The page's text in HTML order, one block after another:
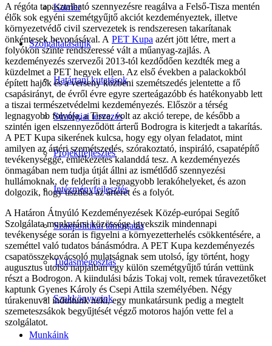
Karrier
Szolgáltatásaink
Határtani kutatások
Stratégiai tervezés
Projektfejlesztés
Intézményfejlesztés
Szakpolitikai támogatás
Tudásmegosztás
Szakkönyveink
Munkáink
A régóta tapasztalható szennyezésre reagálva a Felső-Tisza mentén
élők sok egyéni szemétgyűjtő akciót kezdeményeztek, illetve
környezetvédő civil szervezetek is rendszeresen takarítanak
önkéntesek bevonásával. A PET Kupa azért jött létre, mert a
folyókon szinte rendszeressé vált a műanyag-zajlás. A
kezdeményezés szervezői 2013-tól kezdődően kezdték meg a
küzdelmet a PET hegyek ellen. Az első években a palackokból
épített hajók és a verseny közbeni szemétszedés jelentette a fő
csapásirányt, de évről évre egyre szerteágazóbb és hatékonyabb lett
a tiszai természetvédelmi kezdeményezés. Először a térség
legnagyobb folyója, a Tisza, volt az akció terepe, de később a
szintén igen elszennyeződött árterű Bodrogra is kiterjedt a takarítás.
A PET Kupa sikerének kulcsa, hogy egy olyan feladatot, mint
amilyen az ártéri szemétszedés, szórakoztató, inspiráló, csapatépítő
tevékenységgé, emlékezetes kalanddá tesz. A kezdeményezés
önmagában nem tudja útját állni az ismétlődő szennyezési
hullámoknak, de felderíti a legnagyobb lerakóhelyeket, és azon
dolgozik, hogy tisztítsa az árteret és a folyót.
A Határon Átnyúló Kezdeményezések Közép-európai Segítő
Szolgálata munkatársi közössége igyekszik mindennapi
tevékenysége során is figyelni a környezetterhelés csökkentésére, a
szeméttel való tudatos bánásmódra. A PET Kupa kezdeményezés
csapatösszekovácsoló mulatságnak sem utolsó, így történt, hogy
augusztus utolsó napjaiban egy külön szemétgyűjtő túrán vettünk
részt a Bodrogon. A kiindulási bázis Tokaj volt, remek túravezetőket
kaptunk Gyenes Károly és Csepi Attila személyében. Négy
túrakenuval indultunk neki, egy munkatársunk pedig a megtelt
szemeteszsákok begyűjtését végző motoros hajón vette fel a
szolgálatot.